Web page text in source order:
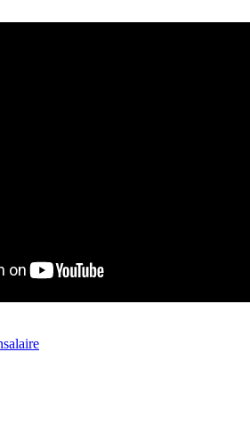
salaire